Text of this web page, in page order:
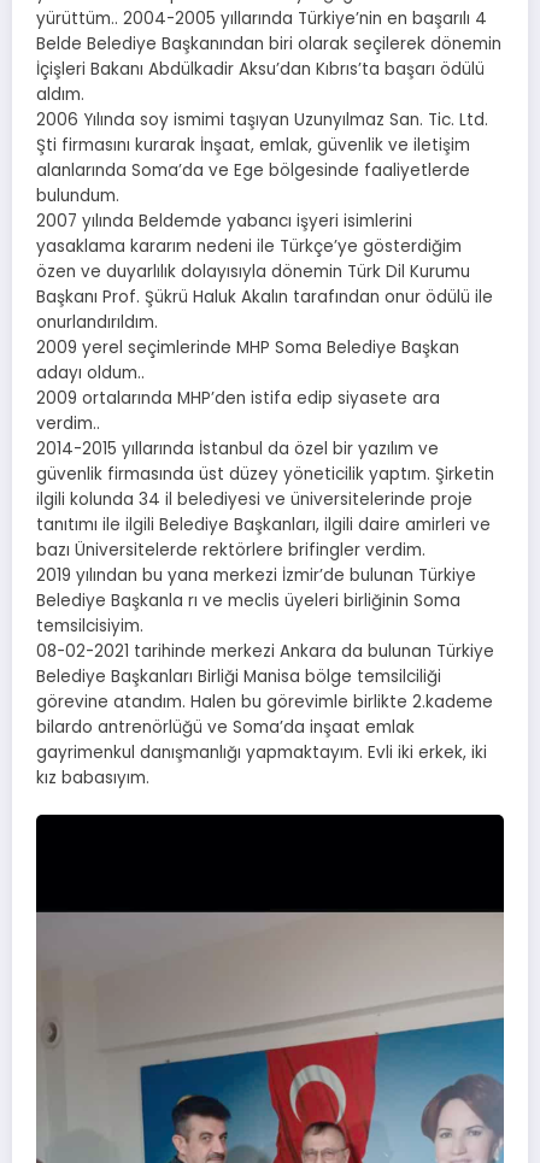
yürüttüm.. 2004-2005 yıllarında Türkiye’nin en başarılı 4
Belde Belediye Başkanından biri olarak seçilerek dönemin
İçişleri Bakanı Abdülkadir Aksu’dan Kıbrıs’ta başarı ödülü
aldım.
2006 Yılında soy ismimi taşıyan Uzunyılmaz San. Tic. Ltd.
Şti firmasını kurarak İnşaat, emlak, güvenlik ve iletişim
alanlarında Soma’da ve Ege bölgesinde faaliyetlerde
bulundum.
2007 yılında Beldemde yabancı işyeri isimlerini
yasaklama kararım nedeni ile Türkçe’ye gösterdiğim
özen ve duyarlılık dolayısıyla dönemin Türk Dil Kurumu
Başkanı Prof. Şükrü Haluk Akalın tarafından onur ödülü ile
onurlandırıldım.
2009 yerel seçimlerinde MHP Soma Belediye Başkan
adayı oldum..
2009 ortalarında MHP’den istifa edip siyasete ara
verdim..
2014-2015 yıllarında İstanbul da özel bir yazılım ve
güvenlik firmasında üst düzey yöneticilik yaptım. Şirketin
ilgili kolunda 34 il belediyesi ve üniversitelerinde proje
tanıtımı ile ilgili Belediye Başkanları, ilgili daire amirleri ve
bazı Üniversitelerde rektörlere brifingler verdim.
2019 yılından bu yana merkezi İzmir’de bulunan Türkiye
Belediye Başkanla rı ve meclis üyeleri birliğinin Soma
temsilcisiyim.
08-02-2021 tarihinde merkezi Ankara da bulunan Türkiye
Belediye Başkanları Birliği Manisa bölge temsilciliği
görevine atandım. Halen bu görevimle birlikte 2.kademe
bilardo antrenörlüğü ve Soma’da inşaat emlak
gayrimenkul danışmanlığı yapmaktayım. Evli iki erkek, iki
kız babasıyım.